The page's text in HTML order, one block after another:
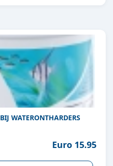
OASE AQUASTABLE 100G BIJ WATERONTHARDERS
Euro 15.95